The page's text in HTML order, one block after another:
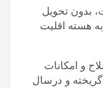
بدون تحویل
هسته اقلیت
و امکانات
و درسال